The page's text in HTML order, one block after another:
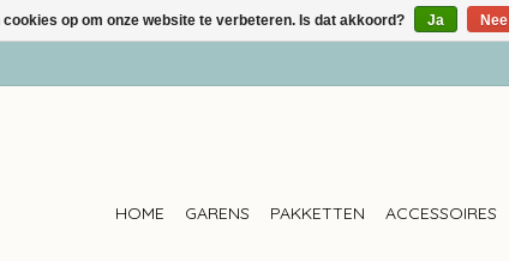
HOME GARENS PAKKETTEN ACCESSOIRES
cookies op om onze website te verbeteren. Is dat akkoord? Ja Nee